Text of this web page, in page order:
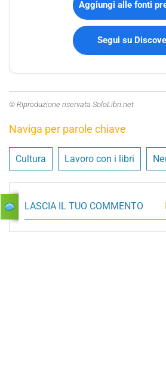
Aggiungi alle fonti
Segui su
© Riproduzione riservata SoloLibri.net
Naviga per parole chiave
Cultura Lavoro con i libri
LASCIA IL TUO COMMENTO